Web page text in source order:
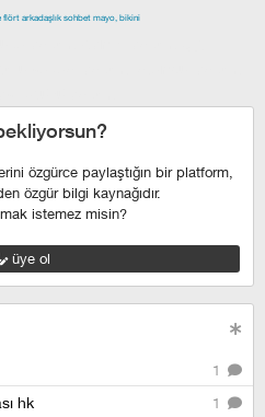
flört arkadaşlık sohbet mayo, bikini
özgürce paylaştığın bir platform,
özgür bilgi kaynağıdır.
istemez misin?
üye ol
1
1
hk